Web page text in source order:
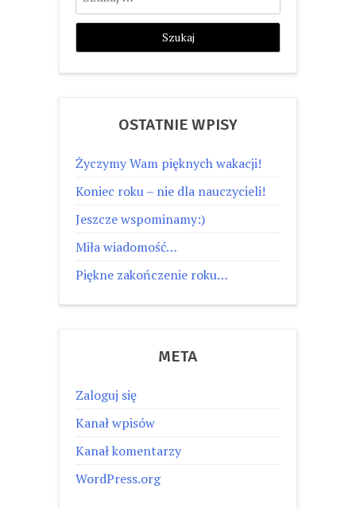
OSTATNIE WPISY
Życzymy Wam pięknych wakacji!
Koniec roku – nie dla nauczycieli!
Jeszcze wspominamy:)
Miła wiadomość…
Piękne zakończenie roku…
META
Zaloguj się
Kanał wpisów
Kanał komentarzy
WordPress.org